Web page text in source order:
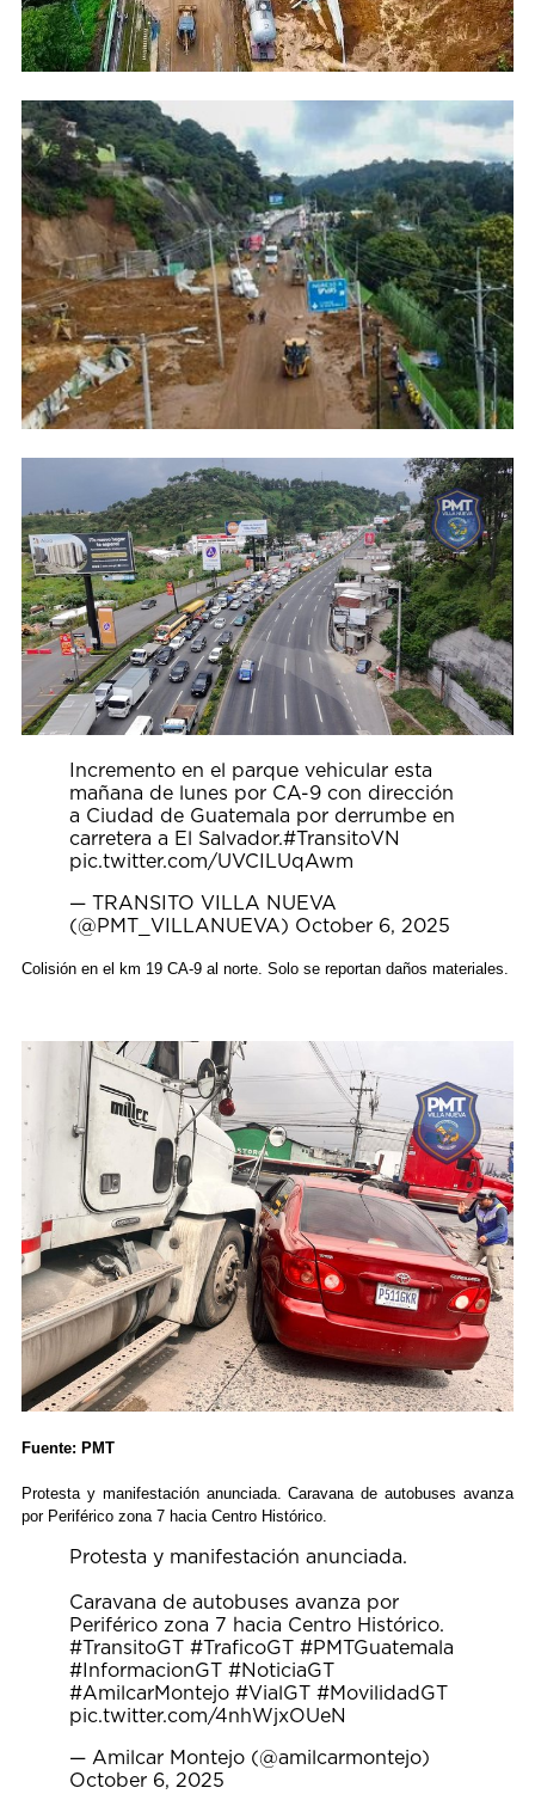
Incremento en el parque vehicular esta
mañana de lunes por CA-9 con dirección
a Ciudad de Guatemala por derrumbe en
carretera a El Salvador.#TransitoVN
pic.twitter.com/UVCILUqAwm
— TRANSITO VILLA NUEVA
(@PMT_VILLANUEVA) October 6, 2025
Colisión en el km 19 CA-9 al norte. Solo se reportan daños materiales.
Fuente: PMT
Protesta y manifestación anunciada. Caravana de autobuses avanza
por Periférico zona 7 hacia Centro Histórico.
Protesta y manifestación anunciada.
Caravana de autobuses avanza por
Periférico zona 7 hacia Centro Histórico.
#TransitoGT #TraficoGT #PMTGuatemala
#InformacionGT #NoticiaGT
#AmilcarMontejo #VialGT #MovilidadGT
pic.twitter.com/4nhWjxOUeN
— Amilcar Montejo (@amilcarmontejo)
October 6, 2025